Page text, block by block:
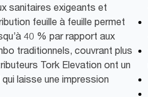
sanitaires exigeants et
feuille à feuille permet
40 % par rapport aux
traditionnels, couvrant plus
Tork Elevation ont un
laisse une impression